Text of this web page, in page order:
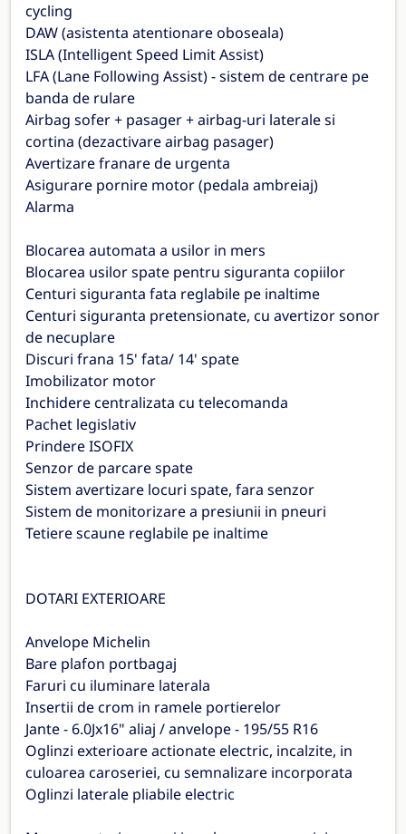
cycling
DAW (asistenta atentionare oboseala)
ISLA (Intelligent Speed Limit Assist)
LFA (Lane Following Assist) - sistem de centrare pe
banda de rulare
Airbag sofer + pasager + airbag-uri laterale si
cortina (dezactivare airbag pasager)
Avertizare franare de urgenta
Asigurare pornire motor (pedala ambreiaj)
Alarma
Blocarea automata a usilor in mers
Blocarea usilor spate pentru siguranta copiilor
Centuri siguranta fata reglabile pe inaltime
Centuri siguranta pretensionate, cu avertizor sonor
de necuplare
Discuri frana 15' fata/ 14' spate
Imobilizator motor
Inchidere centralizata cu telecomanda
Pachet legislativ
Prindere ISOFIX
Senzor de parcare spate
Sistem avertizare locuri spate, fara senzor
Sistem de monitorizare a presiunii in pneuri
Tetiere scaune reglabile pe inaltime
DOTARI EXTERIOARE
Anvelope Michelin
Bare plafon portbagaj
Faruri cu iluminare laterala
Insertii de crom in ramele portierelor
Jante - 6.0Jx16" aliaj / anvelope - 195/55 R16
Oglinzi exterioare actionate electric, incalzite, in
culoarea caroseriei, cu semnalizare incorporata
Oglinzi laterale pliabile electric